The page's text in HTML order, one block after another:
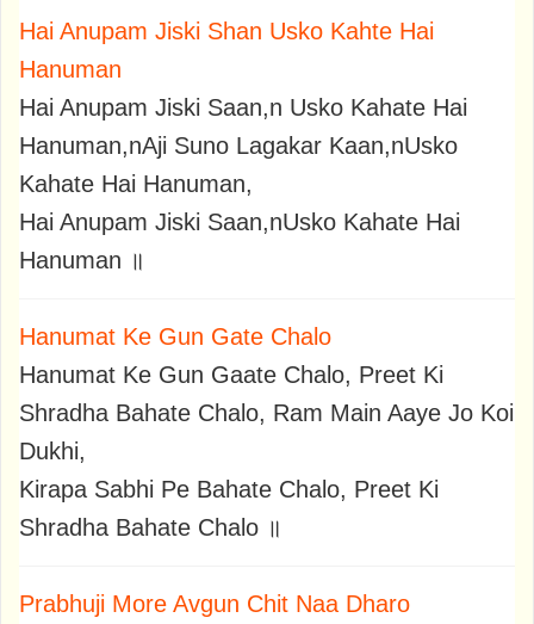
Hai Anupam Jiski Shan Usko Kahte Hai
Hanuman
Hai Anupam Jiski Saan,n Usko Kahate Hai
Hanuman,nAji Suno Lagakar Kaan,nUsko
Kahate Hai Hanuman,
Hai Anupam Jiski Saan,nUsko Kahate Hai
Hanuman ॥
Hanumat Ke Gun Gate Chalo
Hanumat Ke Gun Gaate Chalo, Preet Ki
Shradha Bahate Chalo, Ram Main Aaye Jo Koi
Dukhi,
Kirapa Sabhi Pe Bahate Chalo, Preet Ki
Shradha Bahate Chalo ॥
Prabhuji More Avgun Chit Naa Dharo